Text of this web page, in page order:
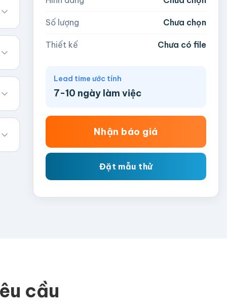
Số lượng Chưa chọn
Thiết kế Chưa có file
Lead time ước tính
7-10 ngày làm việc
Nhận báo giá
Đặt mẫu thử
cầu